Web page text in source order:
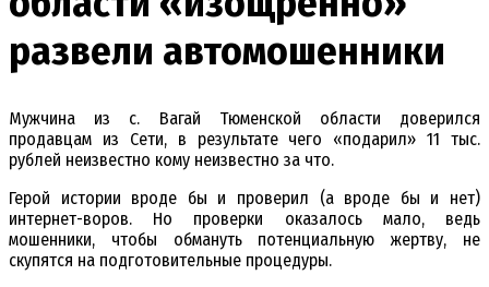
развели автомошенники
Мужчина из с. Вагай Тюменской области доверился
продавцам из Сети, в результате чего «подарил» 11 тыс.
рублей неизвестно кому неизвестно за что.
Герой истории вроде бы и проверил (а вроде бы и нет)
интернет-воров. Но проверки оказалось мало, ведь
мошенники, чтобы обмануть потенциальную жертву, не
скупятся на подготовительные процедуры.